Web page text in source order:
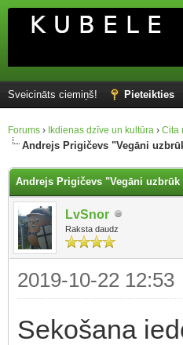
Sveicināts ciemiņš! Pieteikties
Forums › Ikdienas dzīve un kultūra › Cita
Andrejs Prigičevs "Vegāni
Andrejs Prigičevs "Vegāni
LvSnor
Raksta daudz
2019-10-22 12:53
Sekošana